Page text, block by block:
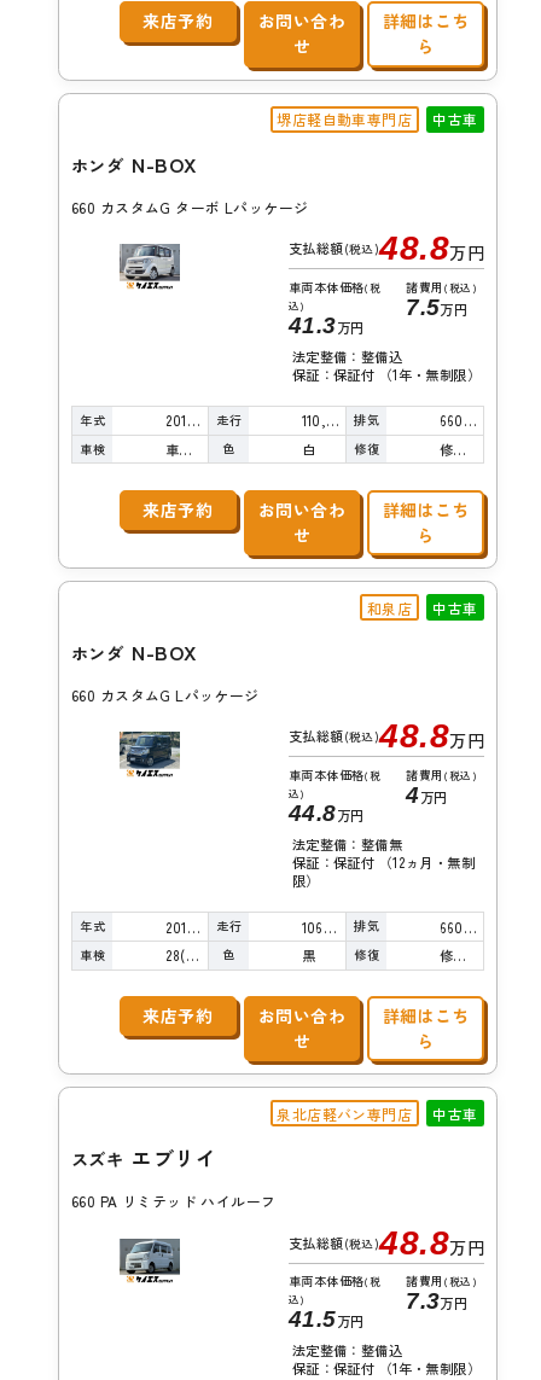
来店予約
お問い合わ
せ
詳細はこち
ら
堺店軽自動車専門店 中古車
ホンダ N-BOX
660 カスタムG ターボ Lパッケージ
支払総額(税込)48.8万円
車両本体価格(税
込)
41.3万円
諸費用 (税込)
7.5万円
法定整備：整備込
保証：保証付 （1年・無制限）
年式 2015年 走行 110,000km 排気 660cc
車検 車検整備付 色 白 修復 修復歴無し
来店予約
お問い合わ
せ
詳細はこち
ら
和泉店 中古車
ホンダ N-BOX
660 カスタムG Lパッケージ
支払総額(税込)48.8万円
車両本体価格(税
込)
44.8万円
諸費用 (税込)
4万円
法定整備：整備無
保証：保証付 （12ヵ月・無制
限）
年式 2017年 走行 106,000km 排気 660cc
車検 28(R10)/01 色 黒 修復 修復歴無し
来店予約
お問い合わ
せ
詳細はこち
ら
泉北店軽バン専門店 中古車
スズキ エブリイ
660 PA リミテッド ハイルーフ
支払総額(税込)48.8万円
車両本体価格(税
込)
41.5万円
諸費用 (税込)
7.3万円
法定整備：整備込
保証：保証付 （1年・無制限）